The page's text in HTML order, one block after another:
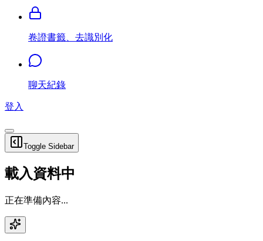
卷證書籤、去識別化
聊天紀錄
登入
Toggle Sidebar
載入資料中
正在準備內容...